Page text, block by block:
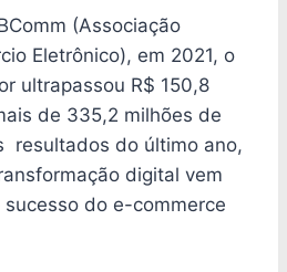
(Associação
Eletrônico), em 2021, o
ultrapassou R$ 150,8
de 335,2 milhões de
resultados do último ano,
digital vem
do e-commerce